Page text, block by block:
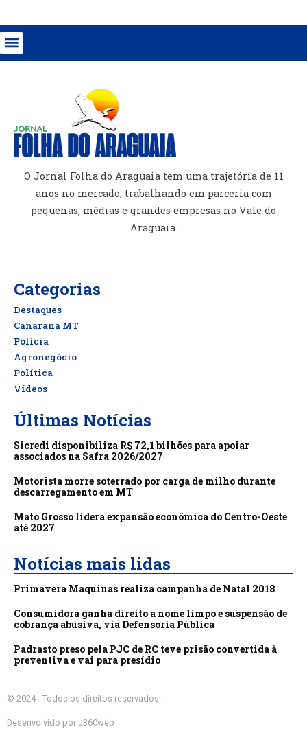
O Jornal Folha do Araguaia tem uma trajetória de 11
anos no mercado, trabalhando em parceria com
pequenas, médias e grandes empresas no Vale do
Araguaia.
Categorias
Destaques
Canarana MT
Polícia
Agronegócio
Política
Vídeos
Últimas Notícias
Sicredi disponibiliza R$ 72,1 bilhões para apoiar
associados na Safra 2026/2027
Motorista morre soterrado por carga de milho durante
descarregamento em MT
Mato Grosso lidera expansão econômica do Centro-Oeste
até 2027
Notícias mais lidas
Primavera Maquinas realiza campanha de Natal 2018
Consumidora ganha direito a nome limpo e suspensão de
cobrança abusiva, via Defensoria Pública
Padrasto preso pela PJC de RC teve prisão convertida à
preventiva e vai para presídio
© 2024 - Todos os direitos reservados.
Desenvolvido por J360web